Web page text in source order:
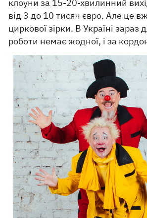
клоуни за 15-20-хвилинний
від 3 до 10 тисяч євро. Але це
циркової зірки. В Україні зараз
роботи немає жодної, і за